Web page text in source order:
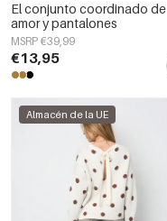
El conjunto coordinado de
amor y pantalones
MSRP €39,99
€13,95
Almacén de la UE